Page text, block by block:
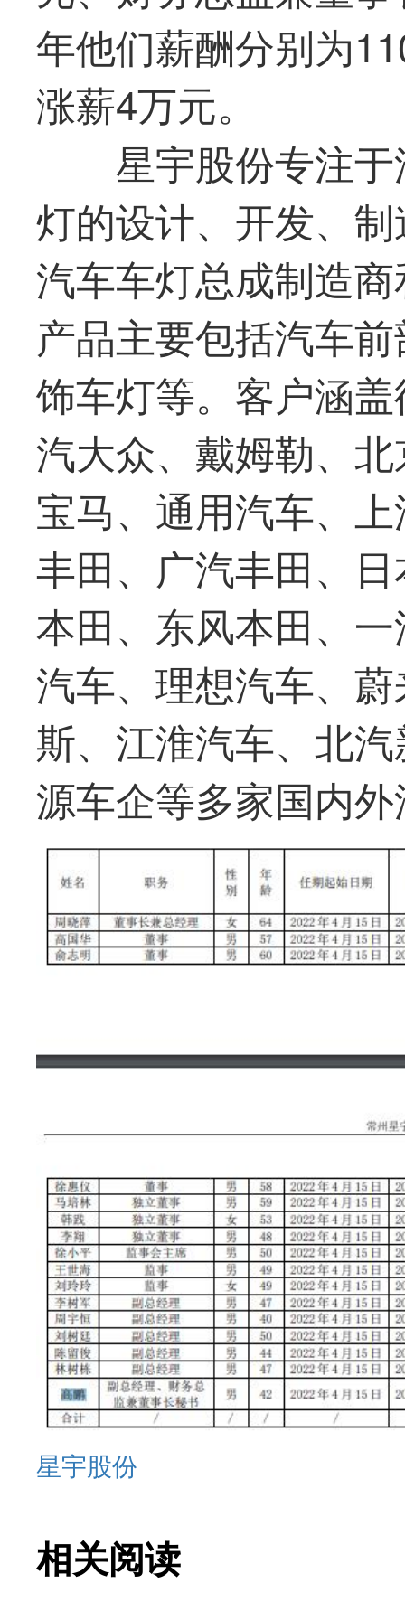
年他们薪酬分别为
涨薪4万元。
星宇股份专注
灯的设计、开发、
汽车车灯总成制造
产品主要包括汽车
饰车灯等。客户涵
汽大众、戴姆勒、
宝马、通用汽车、
丰田、广汽丰田、
本田、东风本田、
汽车、理想汽车、
斯、江淮汽车、北
源车企等多家国内
星宇股份
相关阅读